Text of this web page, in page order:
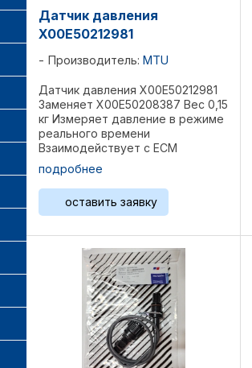
Датчик давления
X00E50212981
Производитель: MTU
Датчик давления X00E50212981
Заменяет X00E50208387 Вес 0,15
кг Измеряет давление в режиме
реального времени
Взаимодействует с ЕСМ
Оригинальная запчасть MTU
Производитель МТУ. Изготовлен
в соответствии с оригинальными
заводскими спецификациями Для
подробнее
оставить заявку